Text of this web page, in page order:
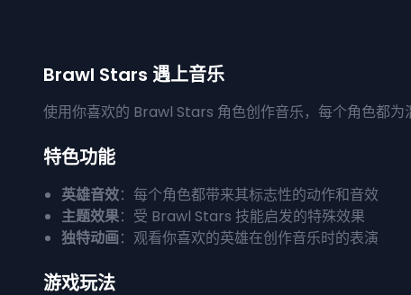
Brawl Stars 遇上音乐
使用你喜欢的 Brawl Stars 角色创作音乐，每个角色都为
特色功能
英雄音效：每个角色都带来其标志性的动作和音效
主题效果：受 Brawl Stars 技能启发的特殊效果
独特动画：观看你喜欢的英雄在创作音乐时的表演
游戏玩法